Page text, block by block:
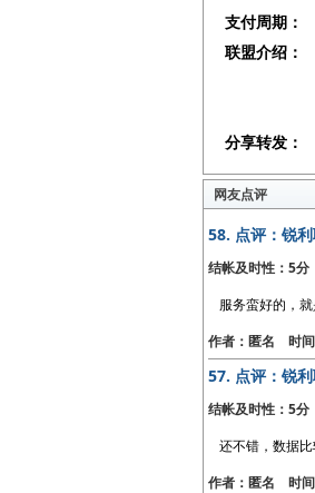
支付周期：
联盟介绍：
分享转发：
网友点评
58. 点评：锐
结帐及时性：5
服务蛮好的，
作者：匿名 时
57. 点评：锐
结帐及时性：5
还不错，数据
作者：匿名 时